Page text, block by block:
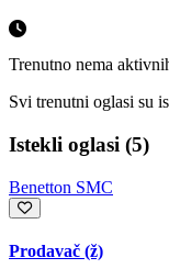
Trenutno nema
Svi trenutni oglasi su
Istekli oglasi (5)
Benetton SMC
Prodavač (ž)